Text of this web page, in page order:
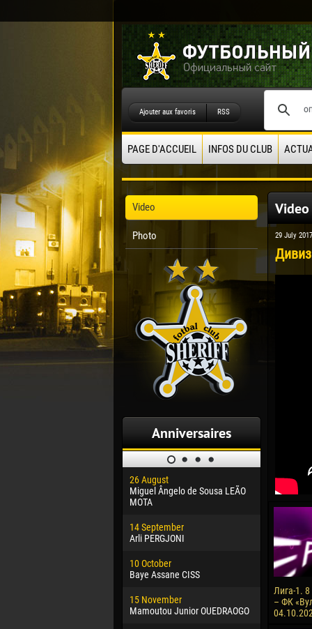
Ajouter aux favoris RSS
PAGE D'ACCUEIL INFOS DU CLUB
Video
Photo
Anniversaires
26 August
Miguel Ângelo de Sousa LEÃO
MOTA
14 September
Arli PERGJONI
10 October
Baye Assane CISS
15 November
Mamoutou Junior OUEDRAOGO
30 January
Dhoraso
24 February
Vladislav
02 March
Veaceslav
09 March
Emmanuel
Video
29 July 2017
Лига-1.
– ФК